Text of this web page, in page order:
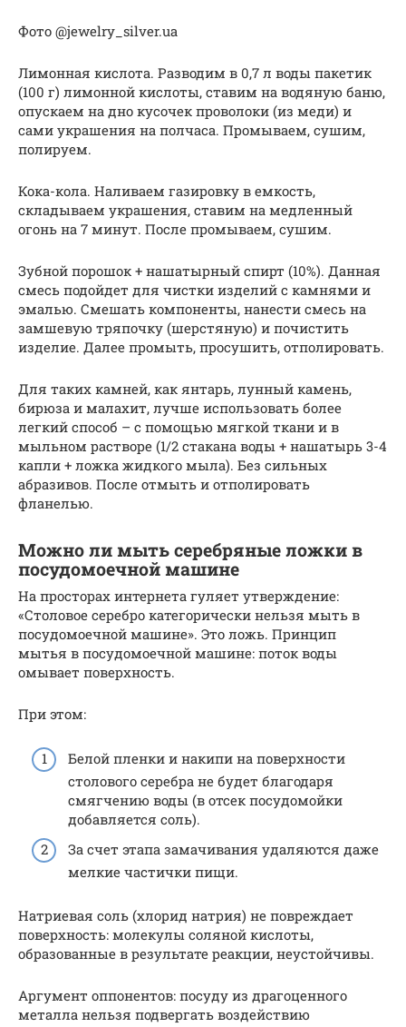
Фото @jewelry_silver.ua
Лимонная кислота. Разводим в 0,7 л воды пакетик
(100 г) лимонной кислоты, ставим на водяную баню,
опускаем на дно кусочек проволоки (из меди) и
сами украшения на полчаса. Промываем, сушим,
полируем.
Кока-кола. Наливаем газировку в емкость,
складываем украшения, ставим на медленный
огонь на 7 минут. После промываем, сушим.
Зубной порошок + нашатырный спирт (10%). Данная
смесь подойдет для чистки изделий с камнями и
эмалью. Смешать компоненты, нанести смесь на
замшевую тряпочку (шерстяную) и почистить
изделие. Далее промыть, просушить, отполировать.
Для таких камней, как янтарь, лунный камень,
бирюза и малахит, лучше использовать более
легкий способ – с помощью мягкой ткани и в
мыльном растворе (1/2 стакана воды + нашатырь 3-4
капли + ложка жидкого мыла). Без сильных
абразивов. После отмыть и отполировать
фланелью.
Можно ли мыть серебряные ложки в
посудомоечной машине
На просторах интернета гуляет утверждение:
«Столовое серебро категорически нельзя мыть в
посудомоечной машине». Это ложь. Принцип
мытья в посудомоечной машине: поток воды
омывает поверхность.
При этом:
Белой пленки и накипи на поверхности
столового серебра не будет благодаря
смягчению воды (в отсек посудомойки
добавляется соль).
За счет этапа замачивания удаляются даже
мелкие частички пищи.
Натриевая соль (хлорид натрия) не повреждает
поверхность: молекулы соляной кислоты,
образованные в результате реакции, неустойчивы.
Аргумент оппонентов: посуду из драгоценного
металла нельзя подвергать воздействию